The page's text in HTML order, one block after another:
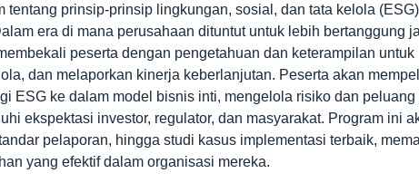
tentang prinsip-prinsip lingkungan, sosial, dan tata kelola
era di mana perusahaan dituntut untuk lebih bertanggung
peserta dengan pengetahuan dan keterampilan untuk
dan melaporkan kinerja keberlanjutan. Peserta akan
ESG ke dalam model bisnis inti, mengelola risiko dan peluang
ekspektasi investor, regulator, dan masyarakat. Program ini
pelaporan, hingga studi kasus implementasi terbaik,
yang efektif dalam organisasi mereka.